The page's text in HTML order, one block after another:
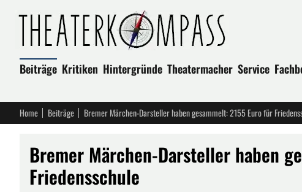
Beiträge Kritiken Hintergründe Theatermacher Service
Home Beiträge Bremer Märchen-Darsteller haben gesammelt: 2155 Euro für
Bremer Märchen-Darsteller haben
Friedensschule